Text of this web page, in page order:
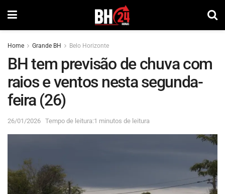
Home Grande BH Belo Horizonte
BH tem previsão de chuva com
raios e ventos nesta segunda-
feira (26)
26/01/2026 Tempo de leitura:1 minutos de leitura